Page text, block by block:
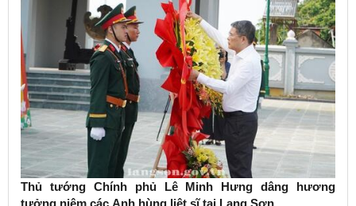
Thủ tướng Chính phủ Lê Minh Hưng dâng hương
tưởng niệm các Anh hùng liệt sĩ tại Lạng Sơn